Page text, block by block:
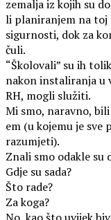
zemalja iz kojih su
li planiranjem na toj
sigurnosti, dok za
čuli.
“Školovali” su ih
nakon instaliranja u
RH, mogli služiti.
Mi smo, naravno,
em (u kojemu je
razumjeti).
Znali smo odakle su
Gdje su sada?
Što rade?
Za koga?